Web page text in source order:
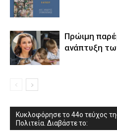
Πρώιμη
ανάπτυξη
Κυκλοφόρησε το 44ο τεύχος
Πολιτεία. Διαβάστε το: